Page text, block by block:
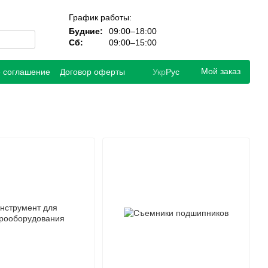
График работы:
Будние:
09:00–18:00
Сб:
09:00–15:00
соглашение Договор оферты УкрРус Мой заказ